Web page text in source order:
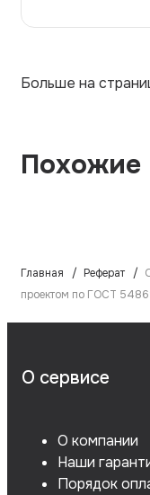
Больше на
Похожие
Главная Реферат
проектом по ГОСТ
О сервисе
О компании
Наши
Порядок